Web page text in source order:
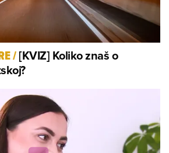
/[KVIZ] Koliko znaš o